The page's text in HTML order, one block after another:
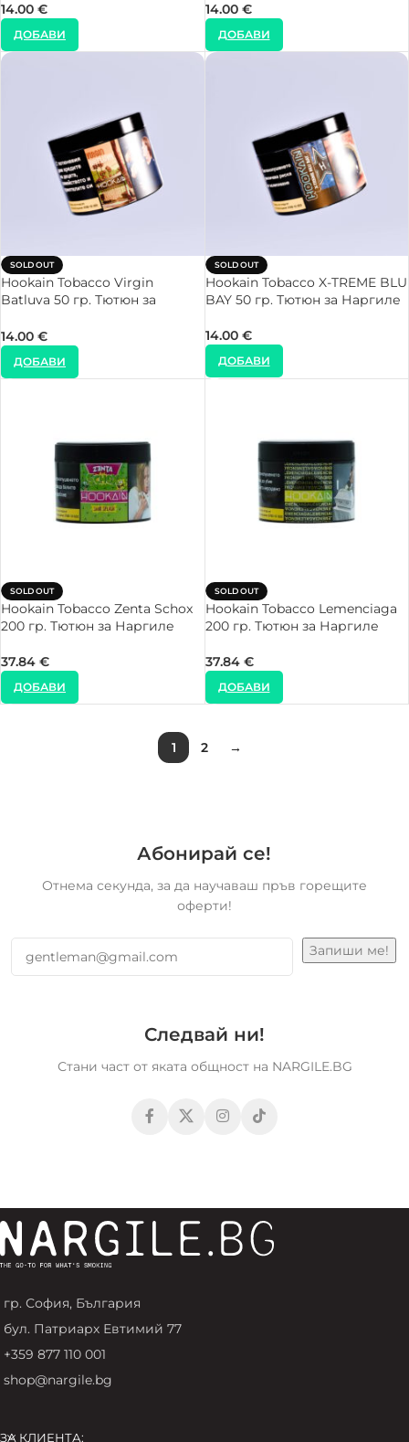
14.00 €
ДОБАВИ
14.00 €
ДОБАВИ
SOLD OUT
Hookain Tobacco Virgin
Batluva 50 гр. Тютюн за
14.00 €
ДОБАВИ
SOLD OUT
Hookain Tobacco X-TREME BLU
BAY 50 гр. Тютюн за Наргиле
14.00 €
ДОБАВИ
SOLD OUT
Hookain Tobacco Zenta Schox
200 гр. Тютюн за Наргиле
37.84 €
ДОБАВИ
SOLD OUT
Hookain Tobacco Lemenciaga
200 гр. Тютюн за Наргиле
37.84 €
ДОБАВИ
1 2 →
Абонирай се!
Отнема секунда, за да научаваш пръв горещите
оферти!
Следвай ни!
Стани част от яката общност на NARGILE.BG
гр. София, България
бул. Патриарх Евтимий 77
+359 877 110 001
shop@nargile.bg
ЗА КЛИЕНТА: